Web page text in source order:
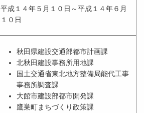
平成１４年５月１０日～平成１４年６月
１０日
秋田県建設交通部都市計画課
北秋田建設事務所用地課
国土交通省東北地方整備局能代工事
事務所調査課
大館市建設部都市開発課
鷹巣町まちづくり政策課